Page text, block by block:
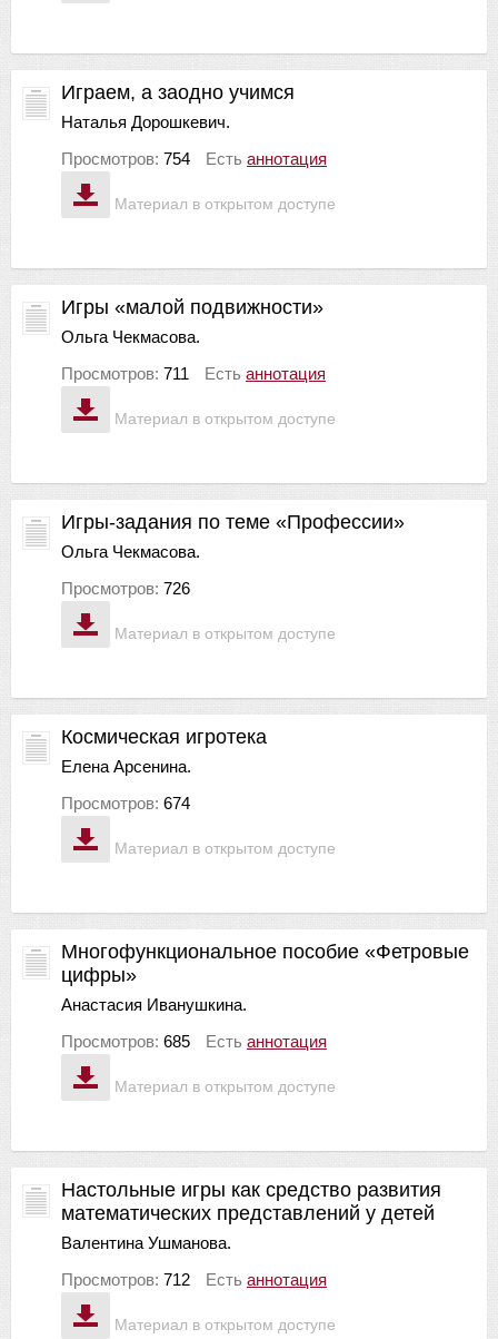
Материал в открытом доступе
Играем, а заодно учимся
Наталья Дорошкевич.
Просмотров: 754 Есть аннотация
Материал в открытом доступе
Игры «малой подвижности»
Ольга Чекмасова.
Просмотров: 711 Есть аннотация
Материал в открытом доступе
Игры-задания по теме «Профессии»
Ольга Чекмасова.
Просмотров: 726
Материал в открытом доступе
Космическая игротека
Елена Арсенина.
Просмотров: 674
Материал в открытом доступе
Многофункциональное пособие «Фетровые
цифры»
Анастасия Иванушкина.
Просмотров: 685 Есть аннотация
Материал в открытом доступе
Настольные игры как средство развития
математических представлений у детей
Валентина Ушманова.
Просмотров: 712 Есть аннотация